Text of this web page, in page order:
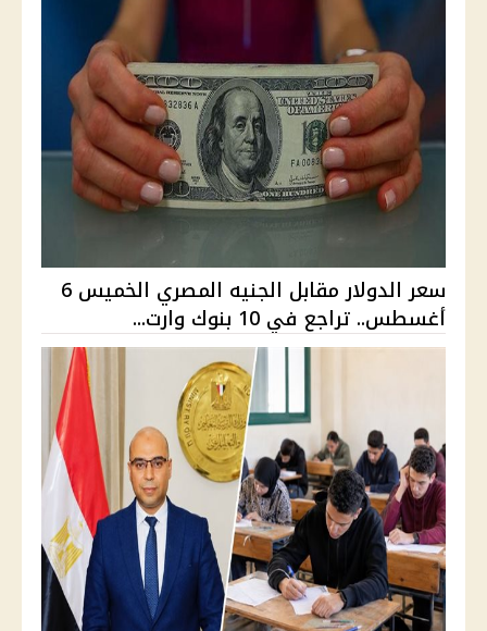
سعر الدولار مقابل الجنيه المصري الخميس 6
أغسطس.. تراجع في 10 بنوك وارت...